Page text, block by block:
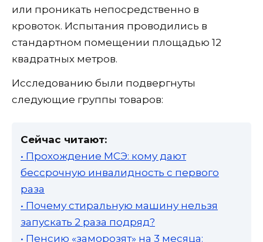
или проникать непосредственно в
кровоток. Испытания проводились в
стандартном помещении площадью 12
квадратных метров.
Исследованию были подвергнуты
следующие группы товаров:
Сейчас читают:
• Прохождение МСЭ: кому дают
бессрочную инвалидность с первого
раза
• Почему стиральную машину нельзя
запускать 2 раза подряд?
• Пенсию «заморозят» на 3 месяца: